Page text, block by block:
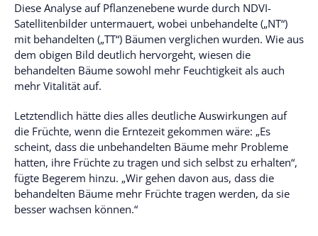
Diese Analyse auf Pflanzenebene wurde durch NDVI-
Satellitenbilder untermauert, wobei unbehandelte („NT“)
mit behandelten („TT“) Bäumen verglichen wurden. Wie aus
dem obigen Bild deutlich hervorgeht, wiesen die
behandelten Bäume sowohl mehr Feuchtigkeit als auch
mehr Vitalität auf.
Letztendlich hätte dies alles deutliche Auswirkungen auf
die Früchte, wenn die Erntezeit gekommen wäre: „Es
scheint, dass die unbehandelten Bäume mehr Probleme
hatten, ihre Früchte zu tragen und sich selbst zu erhalten“,
fügte Begerem hinzu. „Wir gehen davon aus, dass die
behandelten Bäume mehr Früchte tragen werden, da sie
besser wachsen können.“